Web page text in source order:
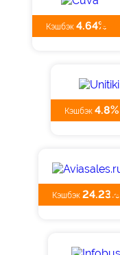
Кэшбэк 4.64%
Кэшбэк 4.8%
Кэшбэк 24.23%